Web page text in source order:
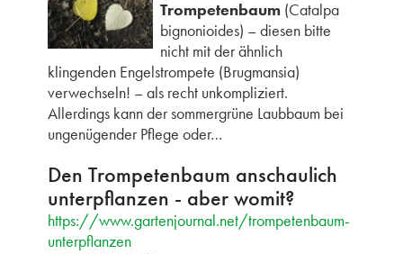
Trompetenbaum(Catalpa
bignonioides) – diesen bitte
nicht mit der ähnlich
klingenden Engelstrompete (Brugmansia)
verwechseln! – als recht unkompliziert.
Allerdings kann der sommergrüne Laubbaum bei
ungenügender Pflege oder…
Den Trompetenbaum anschaulich
unterpflanzen - aber womit?
https://www.gartenjournal.net/trompetenbaum-
unterpflanzen